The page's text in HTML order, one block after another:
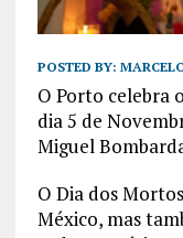
POSTED BY:
O Porto celebra
dia 5 de
Miguel
O Dia dos
México, mas